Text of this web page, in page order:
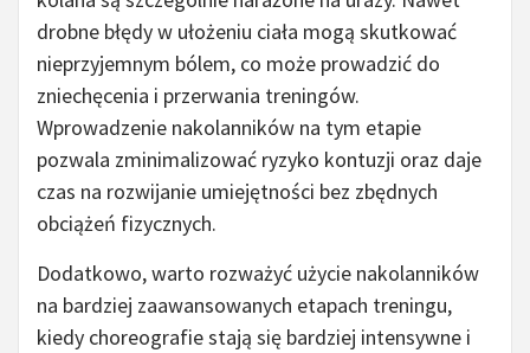
drobne błędy w ułożeniu ciała mogą skutkować
nieprzyjemnym bólem, co może prowadzić do
zniechęcenia i przerwania treningów.
Wprowadzenie nakolanników na tym etapie
pozwala zminimalizować ryzyko kontuzji oraz daje
czas na rozwijanie umiejętności bez zbędnych
obciążeń fizycznych.
Dodatkowo, warto rozważyć użycie nakolanników
na bardziej zaawansowanych etapach treningu,
kiedy choreografie stają się bardziej intensywne i